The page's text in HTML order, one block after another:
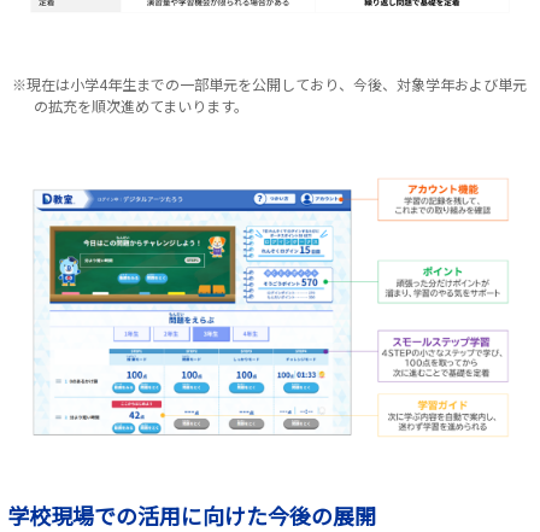
※現在は小学4年生までの一部単元を公開しており、今後、対象学年および単元
の拡充を順次進めてまいります。
学校現場での活用に向けた今後の展開